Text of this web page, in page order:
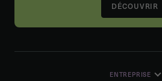
DÉCOUVRIR
ENTREPRISE